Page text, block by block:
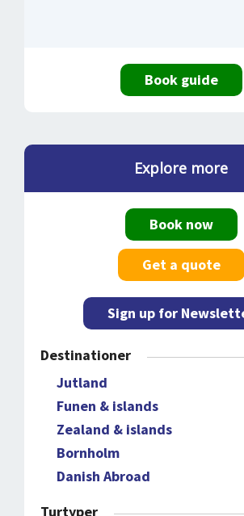
Book guide
Explore more
Book now
Get a quote
Sign up for
Destinationer
Jutland
Funen & islands
Zealand & islands
Bornholm
Danish Abroad
Turtyper